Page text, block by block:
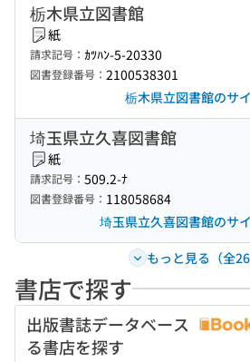
栃木県立図書館
紙
請求記号： ｶﾂﾊﾝ-5-20330
図書登録番号： 2100538301
栃木県立図書館のサ
埼玉県立久喜図書館
紙
請求記号： 509.2-ﾅ
図書登録番号： 118058684
埼玉県立久喜図書館のサ
もっと見る（全26
書店で探す
出版書誌データベース
る書店を探す